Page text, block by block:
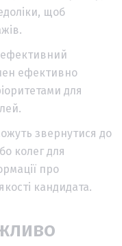
щоб
ефективний
ефективно
для
звернутися до
колег для
про
кандидата.